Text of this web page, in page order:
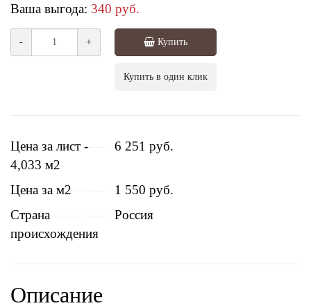
Ваша выгода: 340 руб.
- + Купить
Купить в один клик
Цена за лист -
4,033 м2
6 251 руб.
Цена за м2
1 550 руб.
Страна
происхождения
Россия
Описание